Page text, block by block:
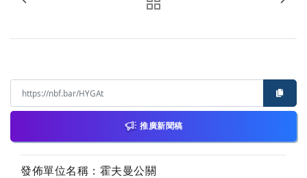
推廣新聞稿
發佈單位名稱：霍夫曼公關